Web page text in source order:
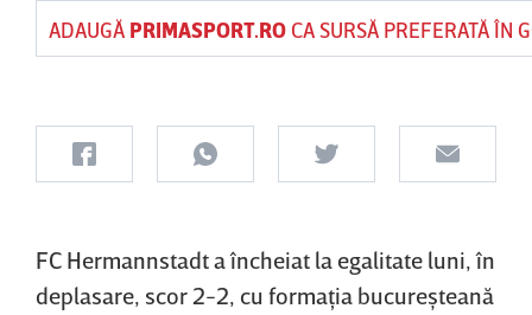
ADAUGĂ PRIMASPORT.ROCA SURSĂ PREFERATĂ ÎN
FC Hermannstadt a încheiat la egalitate luni, în
deplasare, scor 2-2, cu formaţia bucureşteană